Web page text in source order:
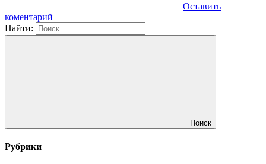
Оставить
коментарий
Найти:
Поиск
Рубрики